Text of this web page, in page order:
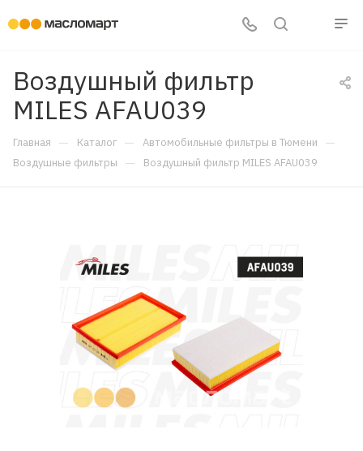
Воздушный фильтр
MILES AFAU039
Главная — Каталог — Автомобильные фильтры в Тюмени —
Воздушные фильтры — Воздушный фильтр MILES AFAU039